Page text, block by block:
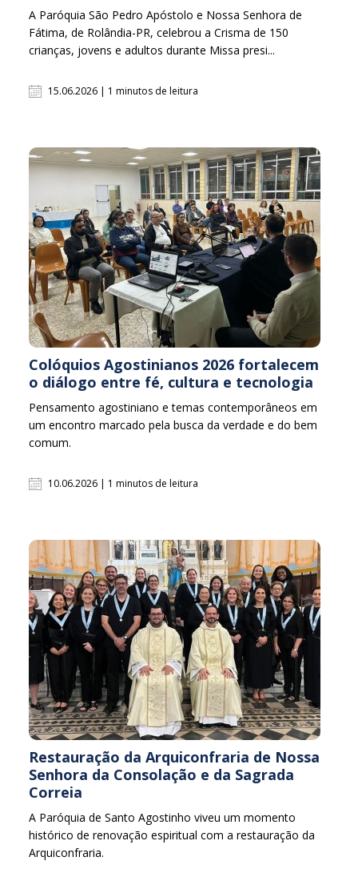
A Paróquia São Pedro Apóstolo e Nossa Senhora de
Fátima, de Rolândia-PR, celebrou a Crisma de 150
crianças, jovens e adultos durante Missa presi...
15.06.2026 | 1 minutos de leitura
Colóquios Agostinianos 2026 fortalecem
o diálogo entre fé, cultura e tecnologia
Pensamento agostiniano e temas contemporâneos em
um encontro marcado pela busca da verdade e do bem
comum.
10.06.2026 | 1 minutos de leitura
Restauração da Arquiconfraria de Nossa
Senhora da Consolação e da Sagrada
Correia
A Paróquia de Santo Agostinho viveu um momento
histórico de renovação espiritual com a restauração da
Arquiconfraria.